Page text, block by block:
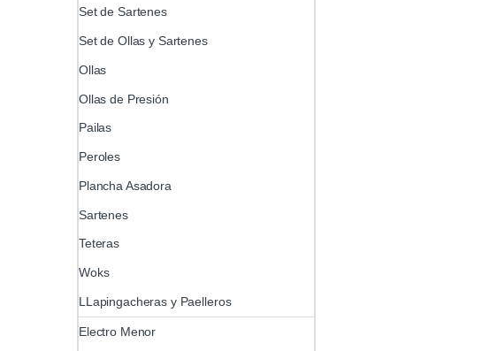
Set de Sartenes
Set de Ollas y Sartenes
Ollas
Ollas de Presión
Pailas
Peroles
Plancha Asadora
Sartenes
Teteras
Woks
LLapingacheras y Paelleros
Electro Menor